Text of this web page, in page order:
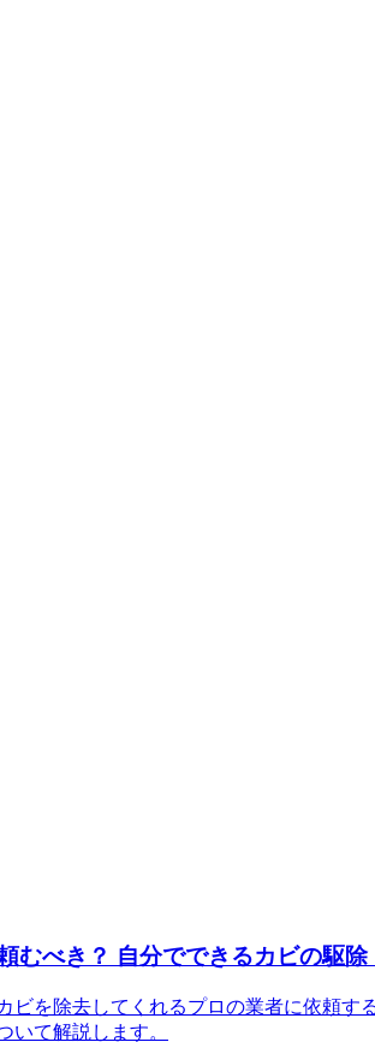
むべき？ 自分でできるカビの駆除
ビを除去してくれるプロの業者に依頼
いて解説します。